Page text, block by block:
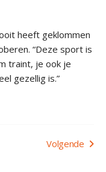
heeft geklommen
“Deze sport is
traint, je ook je
gezellig is.”
Volgende